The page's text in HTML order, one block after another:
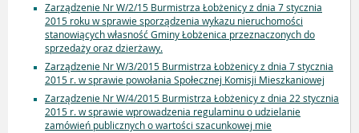
Zarządzenie Nr W/2/15 Burmistrza Łobżenicy z dnia 7 stycznia
2015 roku w sprawie sporządzenia wykazu nieruchomości
stanowiących własność Gminy Łobżenica przeznaczonych do
sprzedaży oraz dzierżawy.
Zarządzenie Nr W/3/2015 Burmistrza Łobżenicy z dnia 7 stycznia
2015 r. w sprawie powołania Społecznej Komisji Mieszkaniowej
Zarządzenie Nr W/4/2015 Burmistrza Łobżenicy z dnia 22 stycznia
2015 r. w sprawie wprowadzenia regulaminu o udzielanie
zamówień publicznych o wartości szacunkowej mie